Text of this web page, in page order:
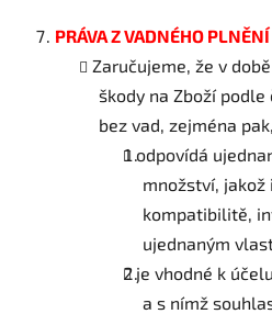
PRÁVAZ VADNÉHO PLNĚNÍ
Zaručujeme, že v
škody na Zboží podle
bez vad, zejména
odpovídá
množství, jakož
kompatibilitě,
ujednaným
je vhodné k
a s nímž